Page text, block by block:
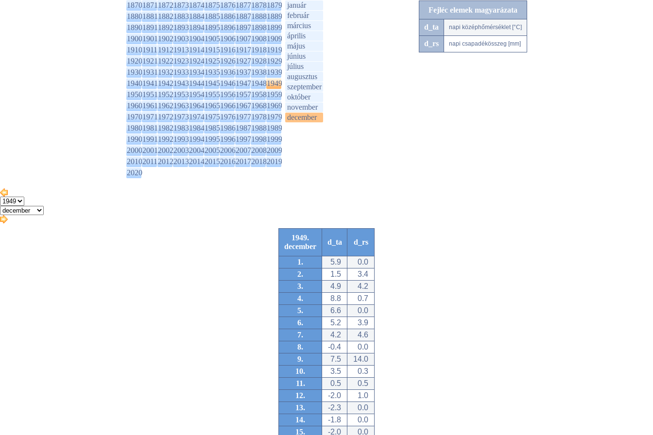
1870187118721873187418751876187718781879
1880188118821883188418851886188718881889
1890189118921893189418951896189718981899
1900190119021903190419051906190719081909
1910191119121913191419151916191719181919
1920192119221923192419251926192719281929
1930193119321933193419351936193719381939
1940194119421943194419451946194719481949
1950195119521953195419551956195719581959
1960196119621963196419651966196719681969
1970197119721973197419751976197719781979
1980198119821983198419851986198719881989
1990199119921993199419951996199719981999
2000200120022003200420052006200720082009
2010201120122013201420152016201720182019
2020
január
február
március
április
május
június
július
augusztus
szeptember
október
november
december
Fejléc elemek magyarázata
d_ta napi középhőmérséklet [°C]
d_rs napi csapadékösszeg [mm]
1949.
december
d_ta d_rs
1. 5.9
0.0
2.
1.5
3.4
3.
4.9
4.2
4.
8.8
0.7
5.
6.6
0.0
6.
5.2
3.9
7.
4.2
4.6
8.
-0.4
0.0
9.
7.5
14.0
10.
3.5
0.3
11.
0.5
0.5
12.
-2.0
1.0
13.
-2.3
0.0
14.
-1.8
0.0
15.
-2.0 0.0